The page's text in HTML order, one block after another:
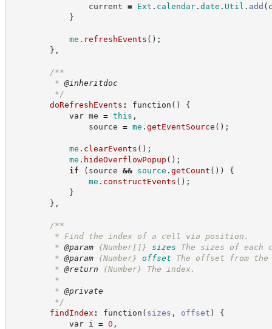
current = Ext . calendar .date . Util . add (
}
me . refreshEvents ( ) ;
} ,
/**
* @inheritdoc
*/
doRefreshEvents : function ( )
{
var me = this ,
source = me .getEventSource ( ) ;
me . clearEvents ( ) ;
me . hideOverflowPopup ( ) ;
if
( source && source .getCount ( ) )
{
me . constructEvents ( ) ;
}
} ,
/**
* Find the index of a cell via position.
* @param {Number[]} sizes
The sizes of each
* @param {Number} offset
The offset from
* @return {Number}
The index.
*
* @private
*/
findIndex : function ( sizes , offset )
{
var i = 0 ,